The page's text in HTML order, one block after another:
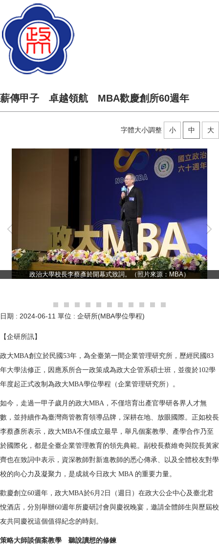
薪傳甲子 卓越領航 MBA歡慶創所60週年
字體大小調整 小 中 大
政治大學校長李蔡彥於開幕式致詞。（照片來源：MBA）
日期 : 2024-06-11 單位 : 企研所(MBA學位學程)
【企研所訊】
政大MBA創立於民國53年，為全臺第一間企業管理研究所，歷經民國83
年大學法修正，因應系所合一政策成為政大企管系碩士班，並復於102學
年度起正式改制為政大MBA學位學程（企業管理研究所）。
如今，走過一甲子歲月的政大MBA，不僅培育出產官學研各界人才無
數，並持續作為臺灣商管教育領導品牌，深耕在地、放眼國際。正如校長
李蔡彥所表示，政大MBA不僅成立最早，舉凡個案教學、產學合作乃至
於國際化，都是全臺企業管理教育的領先典範。副校長蔡維奇與院長黃家
齊也在致詞中表示，資深教師對新進教師的悉心傳承、以及全體校友對學
校的向心力及凝聚力，是成就今日政大 MBA 的重要力量。
歡慶創立60週年，政大MBA於6月2日（週日）在政大公企中心及臺北君
悅酒店，分別舉辦60週年所慶研討會與慶祝晚宴，邀請全體師生與歷屆校
友共同慶祝這個值得紀念的時刻。
策略大師談個案教學 聽說讀想的修鍊